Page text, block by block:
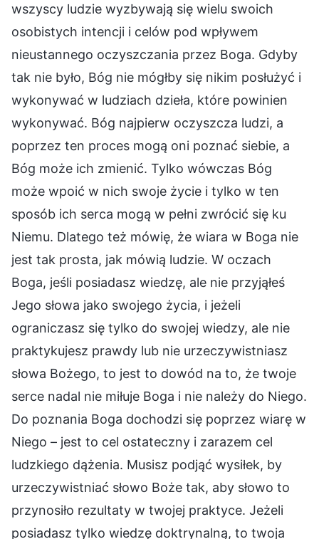
wszyscy ludzie wyzbywają się wielu swoich
osobistych intencji i celów pod wpływem
nieustannego oczyszczania przez Boga. Gdyby
tak nie było, Bóg nie mógłby się nikim posłużyć i
wykonywać w ludziach dzieła, które powinien
wykonywać. Bóg najpierw oczyszcza ludzi, a
poprzez ten proces mogą oni poznać siebie, a
Bóg może ich zmienić. Tylko wówczas Bóg
może wpoić w nich swoje życie i tylko w ten
sposób ich serca mogą w pełni zwrócić się ku
Niemu. Dlatego też mówię, że wiara w Boga nie
jest tak prosta, jak mówią ludzie. W oczach
Boga, jeśli posiadasz wiedzę, ale nie przyjąłeś
Jego słowa jako swojego życia, i jeżeli
ograniczasz się tylko do swojej wiedzy, ale nie
praktykujesz prawdy lub nie urzeczywistniasz
słowa Bożego, to jest to dowód na to, że twoje
serce nadal nie miłuje Boga i nie należy do Niego.
Do poznania Boga dochodzi się poprzez wiarę w
Niego – jest to cel ostateczny i zarazem cel
ludzkiego dążenia. Musisz podjąć wysiłek, by
urzeczywistniać słowo Boże tak, aby słowo to
przynosiło rezultaty w twojej praktyce. Jeżeli
posiadasz tylko wiedzę doktrynalną, to twoja